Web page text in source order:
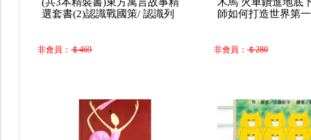
(共3本精裝書)東方寓言故事精
選套書(2)認識戰國策/ 認識列
非會員：＄469
木馬 火車鑽進地底
師如何打造世界第
非會員： ＄280